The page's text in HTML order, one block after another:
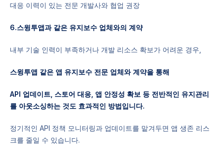
대응 이력이 있는 전문 개발사와 협업 권장
6.스윙투앱과 같은 유지보수 업체와의 계약
내부 기술 인력이 부족하거나 개발 리소스 확보가 어려운 경우,
스윙투앱 같은 앱 유지보수 전문 업체와 계약을 통해
API 업데이트, 스토어 대응, 앱 안정성 확보 등 전반적인 유지관리
를 아웃소싱하는 것도 효과적인 방법입니다.
정기적인 API 정책 모니터링과 업데이트를 맡겨두면 앱 생존 리스
크를 줄일 수 있습니다.